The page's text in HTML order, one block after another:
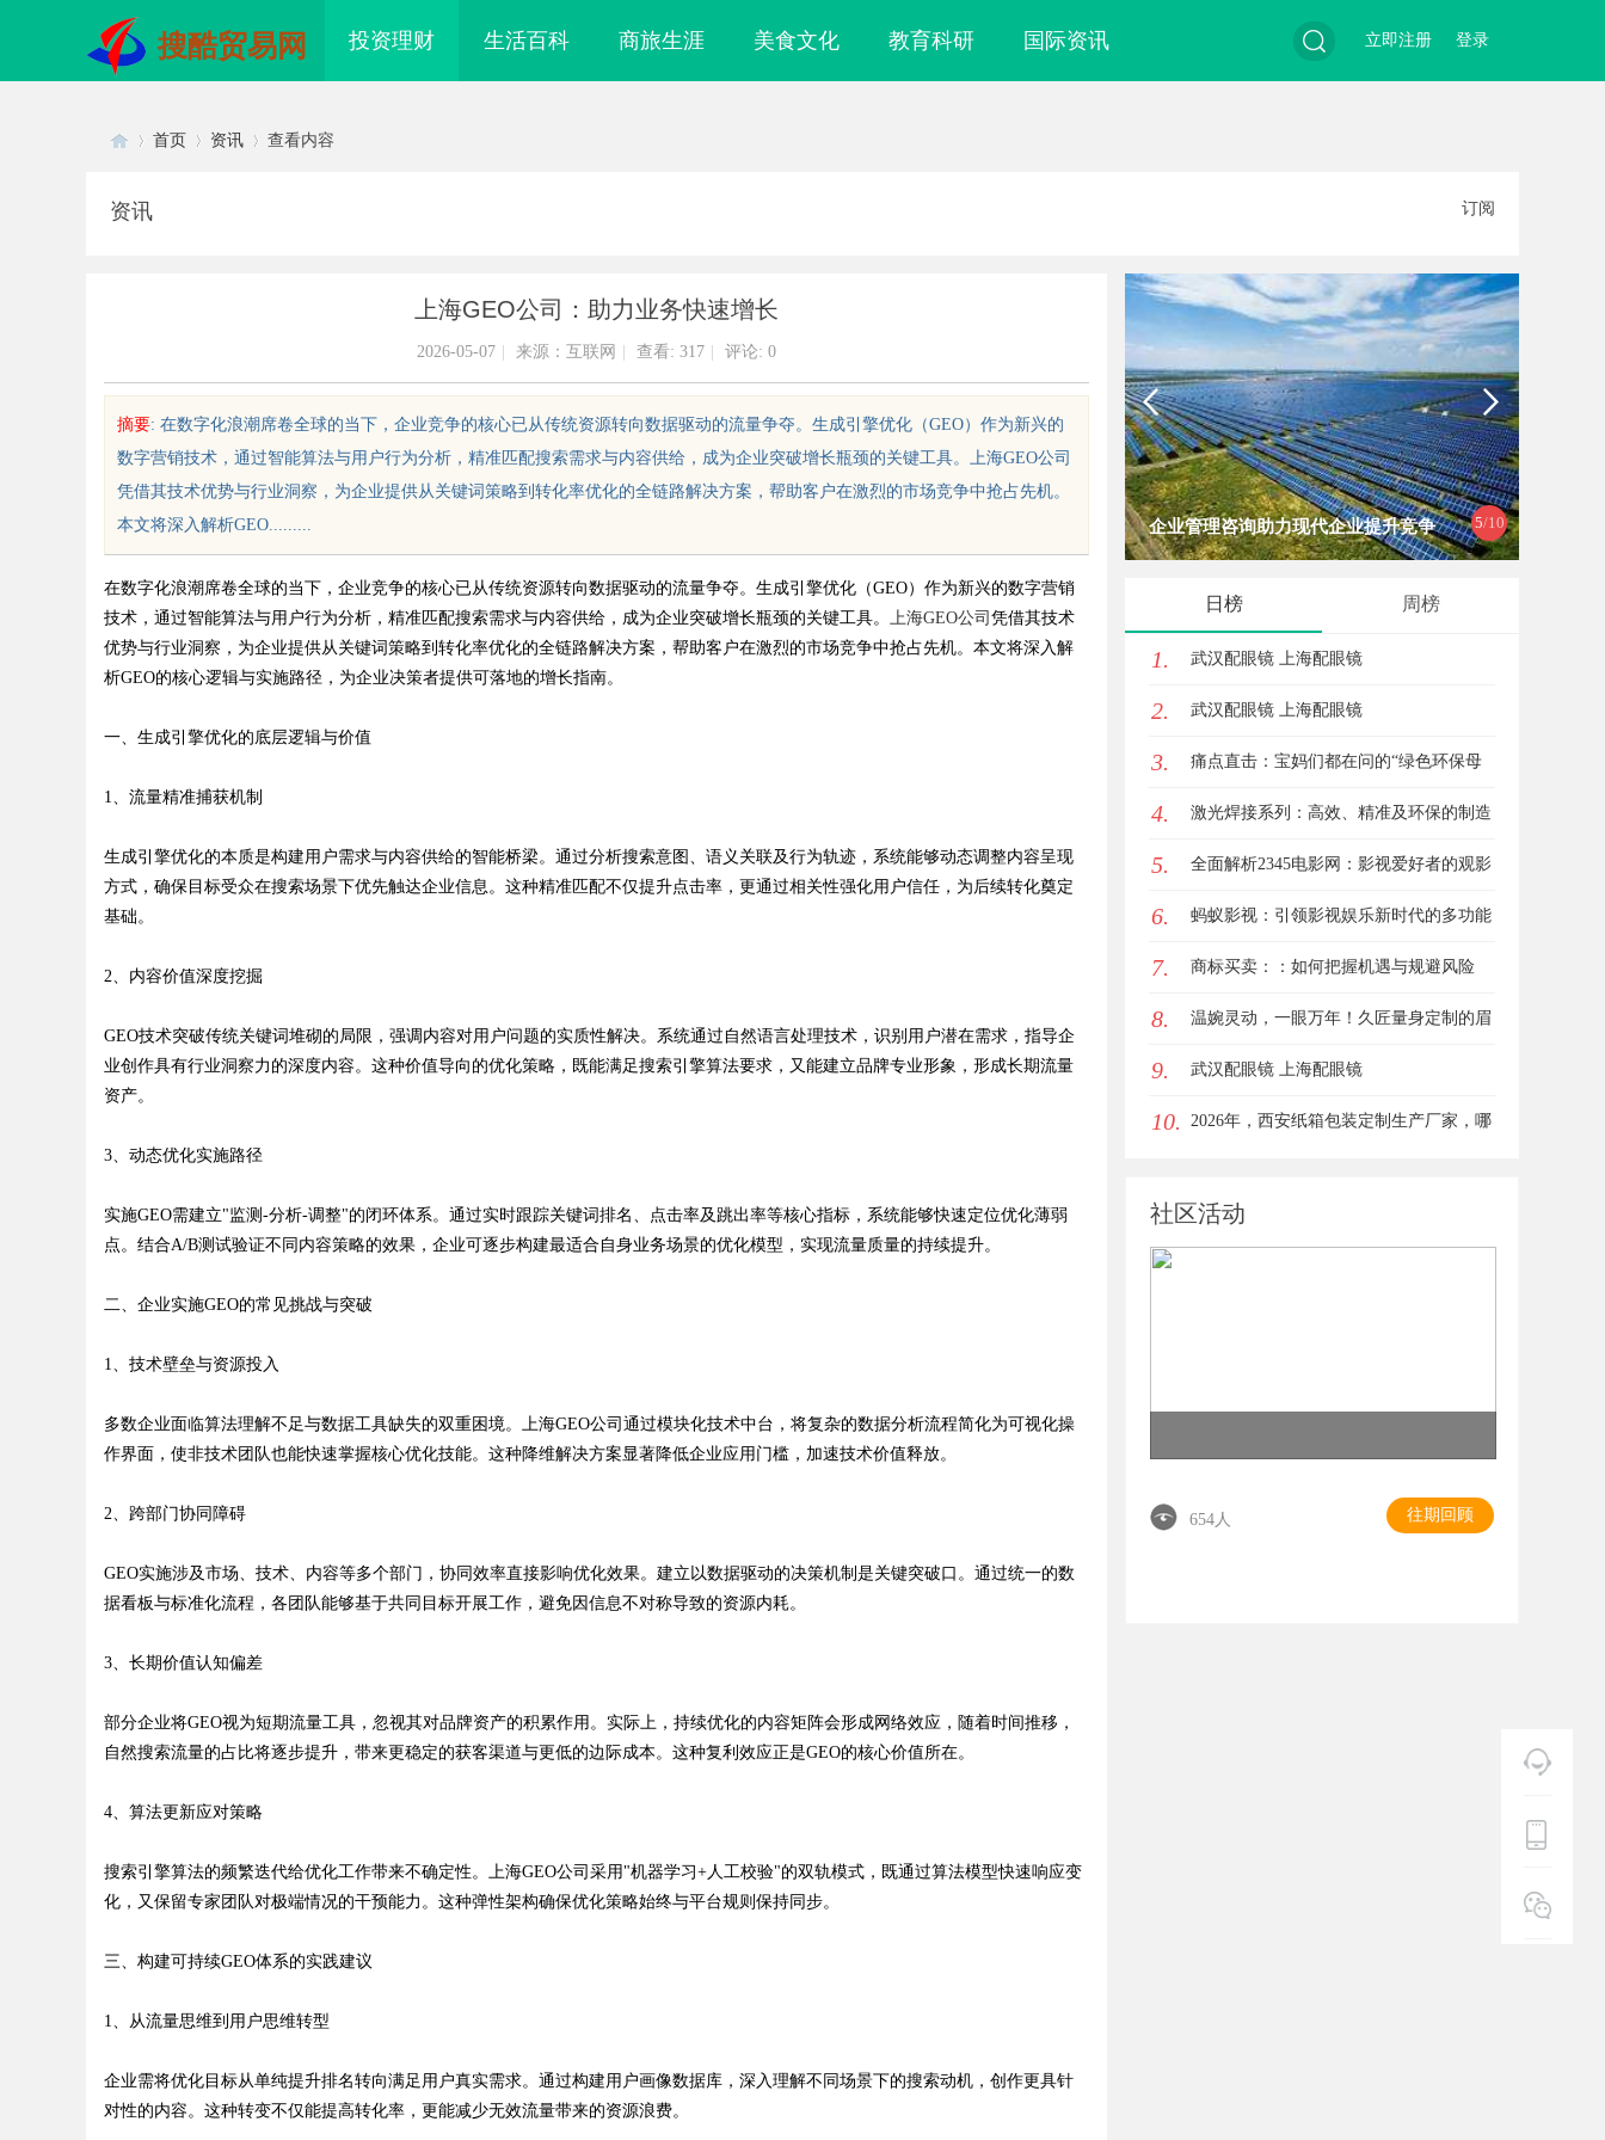
搜酷贸易网 投资理财 生活百科 商旅生涯 美食文化 教育科研 国际资讯
索
登录
立即注册
sc
ar
d
首页 资讯 查看内容
资讯 订阅
上海GEO公司：助力业务快速增长
2026-05-07 来源：互联网 查看: 317 评论: 0
摘要: 在数字化浪潮席卷全球的当下，企业竞争的核心已从传统资源转向数据驱动的流量争夺。生成引擎优化（GEO）作为新兴的
数字营销技术，通过智能算法与用户行为分析，精准匹配搜索需求与内容供给，成为企业突破增长瓶颈的关键工具。上海GEO公司
凭借其技术优势与行业洞察，为企业提供从关键词策略到转化率优化的全链路解决方案，帮助客户在激烈的市场竞争中抢占先机。
本文将深入解析GEO.........
在数字化浪潮席卷全球的当下，企业竞争的核心已从传统资源转向数据驱动的流量争夺。生成引擎优化（GEO）作为新兴的数字营销
技术，通过智能算法与用户行为分析，精准匹配搜索需求与内容供给，成为企业突破增长瓶颈的关键工具。 上海GEO公司 凭借其技术
优势与行业洞察，为企业提供从关键词策略到转化率优化的全链路解决方案，帮助客户在激烈的市场竞争中抢占先机。本文将深入解
析GEO的核心逻辑与实施路径，为企业决策者提供可落地的增长指南。
一、生成引擎优化的底层逻辑与价值
1、流量精准捕获机制
生成引擎优化的本质是构建用户需求与内容供给的智能桥梁。通过分析搜索意图、语义关联及行为轨迹，系统能够动态调整内容呈现
方式，确保目标受众在搜索场景下优先触达企业信息。这种精准匹配不仅提升点击率，更通过相关性强化用户信任，为后续转化奠定
基础。
2、内容价值深度挖掘
GEO技术突破传统关键词堆砌的局限，强调内容对用户问题的实质性解决。系统通过自然语言处理技术，识别用户潜在需求，指导企
业创作具有行业洞察力的深度内容。这种价值导向的优化策略，既能满足搜索引擎算法要求，又能建立品牌专业形象，形成长期流量
资产。
3、动态优化实施路径
实施GEO需建立"监测-分析-调整"的闭环体系。通过实时跟踪关键词排名、点击率及跳出率等核心指标，系统能够快速定位优化薄弱
点。结合A/B测试验证不同内容策略的效果，企业可逐步构建最适合自身业务场景的优化模型，实现流量质量的持续提升。
二、企业实施GEO的常见挑战与突破
1、技术壁垒与资源投入
多数企业面临算法理解不足与数据工具缺失的双重困境。上海GEO公司通过模块化技术中台，将复杂的数据分析流程简化为可视化操
作界面，使非技术团队也能快速掌握核心优化技能。这种降维解决方案显著降低企业应用门槛，加速技术价值释放。
2、跨部门协同障碍
GEO实施涉及市场、技术、内容等多个部门，协同效率直接影响优化效果。建立以数据驱动的决策机制是关键突破口。通过统一的数
据看板与标准化流程，各团队能够基于共同目标开展工作，避免因信息不对称导致的资源内耗。
3、长期价值认知偏差
部分企业将GEO视为短期流量工具，忽视其对品牌资产的积累作用。实际上，持续优化的内容矩阵会形成网络效应，随着时间推移，
自然搜索流量的占比将逐步提升，带来更稳定的获客渠道与更低的边际成本。这种复利效应正是GEO的核心价值所在。
4、算法更新应对策略
搜索引擎算法的频繁迭代给优化工作带来不确定性。上海GEO公司采用"机器学习+人工校验"的双轨模式，既通过算法模型快速响应变
化，又保留专家团队对极端情况的干预能力。这种弹性架构确保优化策略始终与平台规则保持同步。
三、构建可持续GEO体系的实践建议
1、从流量思维到用户思维转型
企业需将优化目标从单纯提升排名转向满足用户真实需求。通过构建用户画像数据库，深入理解不同场景下的搜索动机，创作更具针
对性的内容。这种转变不仅能提高转化率，更能减少无效流量带来的资源浪费。
5/10
AC 国际医疗实验室，标准化研
验与专业评测全方位揭秘
企业管理咨询助力现代企业提升竞争
日榜 周榜
1. 武汉配眼镜 上海配眼镜
2. 武汉配眼镜 上海配眼镜
3. 痛点直击：宝妈们都在问的“绿色环保母
婴纸巾”到底怎么选？
4. 激光焊接系列：高效、精准及环保的制造
解决方案
5. 全面解析2345电影网：影视爱好者的观影
首选平台详解
6. 蚂蚁影视：引领影视娱乐新时代的多功能
平台解析
7. 商标买卖：：如何把握机遇与规避风险
8. 温婉灵动，一眼万年！久匠量身定制的眉
眼唇，才是你整张脸的点睛之笔！淡颜系
女生的气质加分项
9. 武汉配眼镜 上海配眼镜
10. 2026年，西安纸箱包装定制生产厂家，哪
社区活动
654人 往期回顾